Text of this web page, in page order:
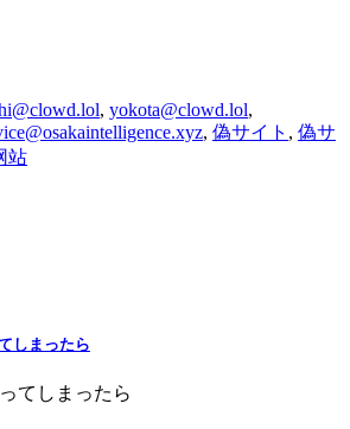
, yokota@clowd.lol,
, 偽サイト , 偽サ
站
しまったら
てしまったら